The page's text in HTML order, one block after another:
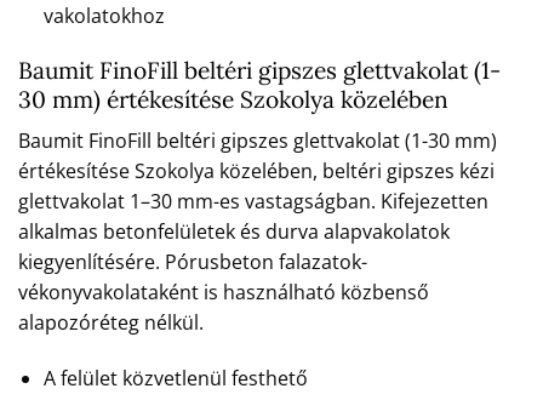
vakolatokhoz
Baumit FinoFill beltéri gipszes glettvakolat (1-
30 mm) értékesítése Szokolya közelében
Baumit FinoFill beltéri gipszes glettvakolat (1-30 mm)
értékesítése Szokolya közelében, beltéri gipszes kézi
glettvakolat 1–30 mm-es vastagságban. Kifejezetten
alkalmas betonfelületek és durva alapvakolatok
kiegyenlítésére. Pórusbeton falazatok-
vékonyvakolataként is használható közbenső
alapozóréteg nélkül.
A felület közvetlenül festhető